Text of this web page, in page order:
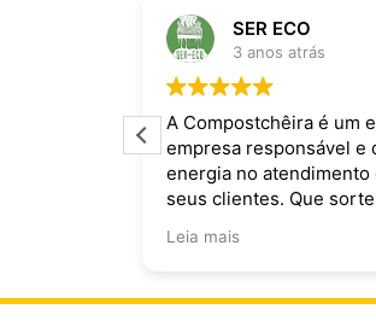
SER ECO
3 anos atrás
A Compostchêira é um
empresa responsável e
energia no atendimento
seus clientes. Que
Leia mais